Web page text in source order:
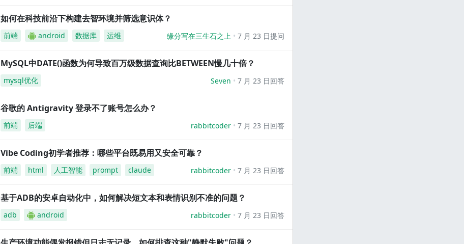
如何在科技前沿下构建去智环境并筛选意识体？
前端 android 数据库 运维 缘分写在三生石之上 7 月 23 日提问
MySQL中DATE()函数为何导致百万级数据查询比BETWEEN慢几十倍？
mysql优化 Seven 7 月 23 日回答
谷歌的 Antigravity 登录不了账号怎么办？
前端 后端 rabbitcoder 7 月 23 日回答
Vibe Coding初学者推荐：哪些平台既易用又安全可靠？
前端 html 人工智能 prompt claude rabbitcoder 7 月 23 日回答
基于ADB的安卓自动化中，如何解决短文本和表情识别不准的问题？
adb android rabbitcoder 7 月 23 日回答